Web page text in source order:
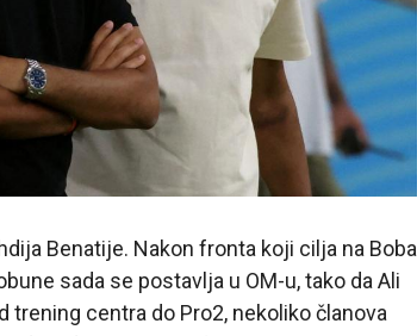
Benatije. Nakon fronta koji cilja na Boba
sada se postavlja u OM-u, tako da Ali
trening centra do Pro2, nekoliko članova